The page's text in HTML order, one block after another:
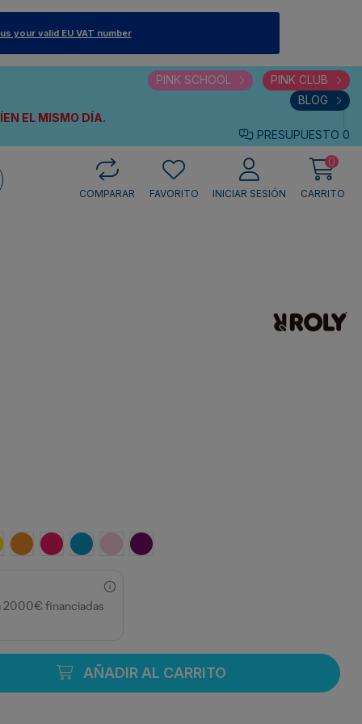
your valid EU VAT number
EL MISMO DÍA.
PINK SCHOOL
PINK CLUB
BLOG
PRESUPUESTO 0
COMPARAR
FAVORITO INICIAR SESIÓN
0
CARRITO
NARANJAFUCSIA ROYAL CLARO
ROSA CLARO
PURPURA
2000€ financiadas
AÑADIR AL CARRITO